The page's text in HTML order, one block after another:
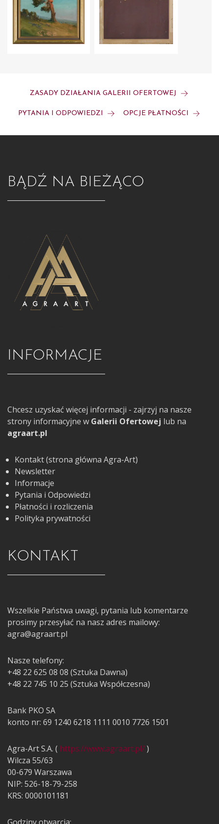
ZASADY DZIAŁANIA GALERII OFERTOWEJ
PYTANIA I ODPOWIEDZI OPCJE PŁATNOŚCI
BĄDŹ NA BIEŻĄCO
INFORMACJE
Chcesz uzyskać więcej informacji - zajrzyj na nasze
strony informacyjne w Galerii Ofertowej lub na
agraart.pl
Kontakt (strona główna Agra-Art)
Newsletter
Informacje
Pytania i Odpowiedzi
Płatności i rozliczenia
Polityka prywatności
KONTAKT
Wszelkie Państwa uwagi, pytania lub komentarze
prosimy przesyłać na nasz adres mailowy:
agra@agraart.pl
Nasze telefony:
+48 22 625 08 08 (Sztuka Dawna)
+48 22 745 10 25 (Sztuka Współczesna)
Bank PKO SA
konto nr: 69 1240 6218 1111 0010 7726 1501
Agra-Art S.A. ( https://www.agraart.pl/)
Wilcza 55/63
00-679 Warszawa
NIP: 526-18-79-258
KRS: 0000101181